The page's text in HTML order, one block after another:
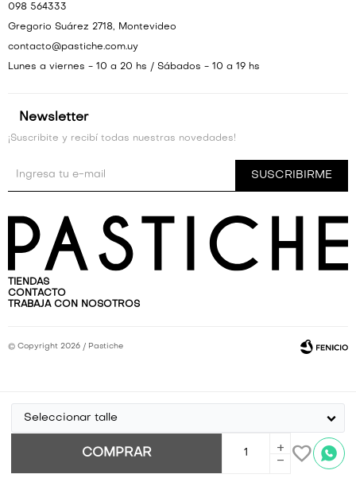
Seleccionar talle
COMPRAR
add
remove
Por
consultas
no dudes
en
escribirnos
Newsletter
¡Suscribite y recibí todas nuestras novedades!
SUSCRIBIRME
098 564333
Gregorio Suárez 2718, Montevideo
contacto@pastiche.com.uy
Lunes a viernes - 10 a 20 hs / Sábados - 10 a 19 hs
TIENDAS
CONTACTO
TRABAJA CON NOSOTROS
© Copyright 2026 / Pastiche
Fenicio